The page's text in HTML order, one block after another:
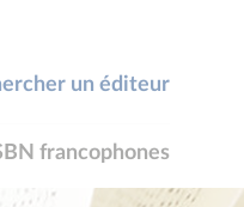
un éditeur
francophones